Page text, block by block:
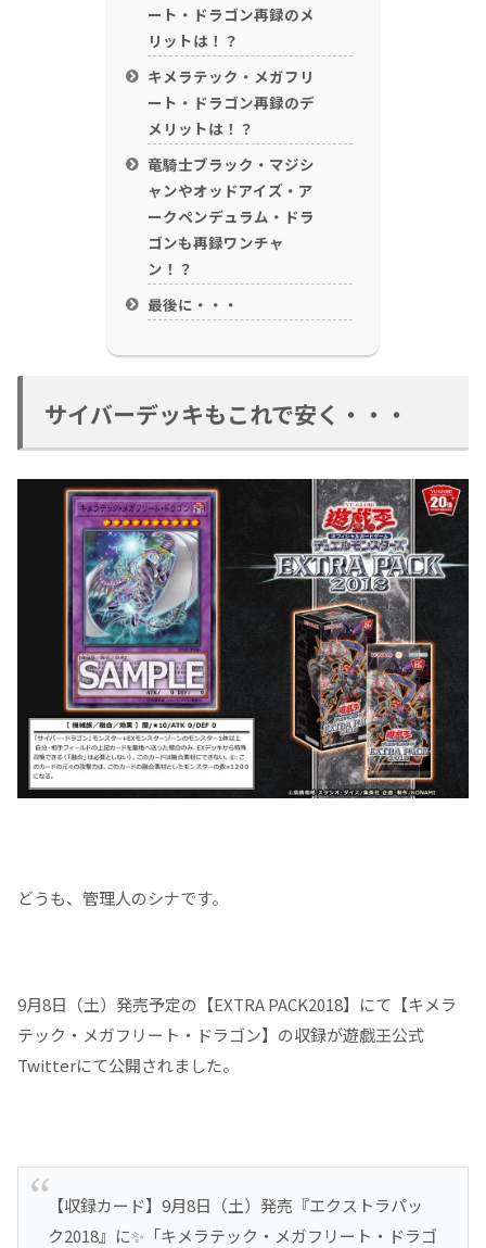
ート・ドラゴン再録のメ
リットは！？
キメラテック・メガフリ
ート・ドラゴン再録のデ
メリットは！？
竜騎士ブラック・マジシ
ャンやオッドアイズ・ア
ークペンデュラム・ドラ
ゴンも再録ワンチャ
ン！？
最後に・・・
サイバーデッキもこれで安く・・・
どうも、管理人のシナです。
9月8日（土）発売予定の【EXTRA PACK2018】にて【キメラ
テック・メガフリート・ドラゴン】の収録が遊戯王公式
Twitterにて公開されました。
【収録カード】9月8日（土）発売『エクストラパッ
ク2018』に✨「キメラテック・メガフリート・ドラゴ